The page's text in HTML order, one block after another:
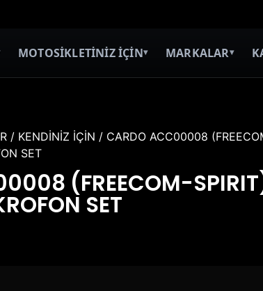
MOTOSİKLETİNİZ İÇİN▾ MARKALAR▾
/ KENDİNİZ İÇİN / CARDO ACC00008
SET
(FREECOM-
SET